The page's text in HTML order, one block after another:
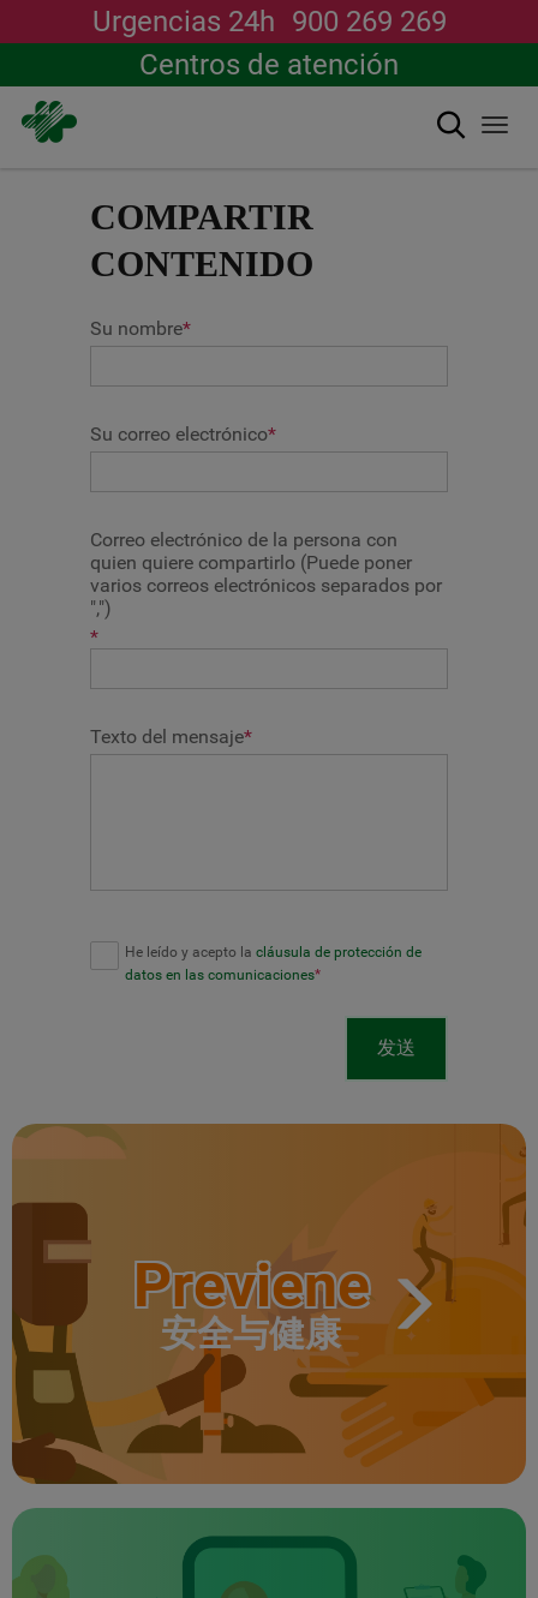
Urgencias 24h 900 269 269
Centros de atención
搜索
COMPARTIR
CONTENIDO
Su nombre*
Su correo electrónico*
Correo electrónico de la persona con
quien quiere compartirlo (Puede poner
varios correos electrónicos separados por
",")
*
Texto del mensaje*
He leído y acepto la cláusula de protección de
datos en las comunicaciones*
发送
Previene
安全与健康